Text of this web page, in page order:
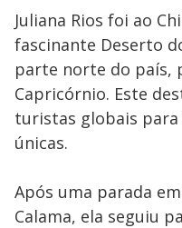
Juliana Rios foi ao
fascinante Deserto
parte norte do país,
Capricórnio. Este
turistas globais
únicas.
Após uma parada
Calama, ela seguiu